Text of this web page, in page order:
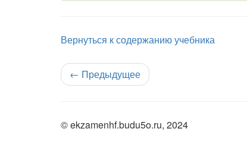
Вернуться к содержанию учебника
← Предыдущее
© ekzamenhf.budu5o.ru, 2024